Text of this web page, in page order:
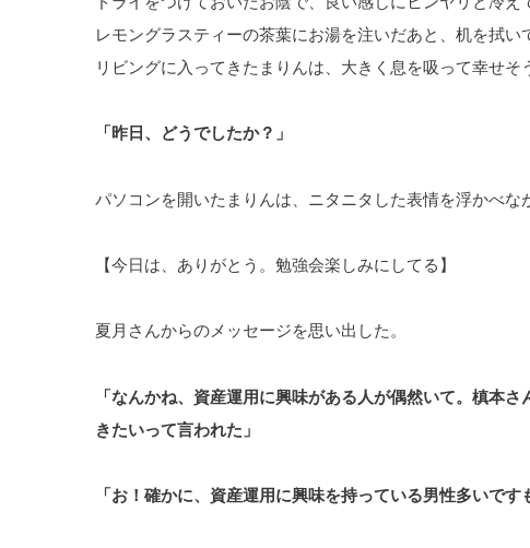
レモングラスティーの茶葉にお湯を注いだあと、机を拭い
リビングに入ってきたまりんは、大きく息を吸って幸せそ
「昨日、どうでしたか？」
パソコンを開いたまりんは、ニタニタした表情を浮かべな
【今日は、ありがとう。勉強会楽しみにしてる】
夏月さんからのメッセージを思い出した。
「なんかね、資産運用に興味がある人が偶然いて。槙本
きたいって言われた」
「お！確かに、資産運用に興味を持っている男性多いで